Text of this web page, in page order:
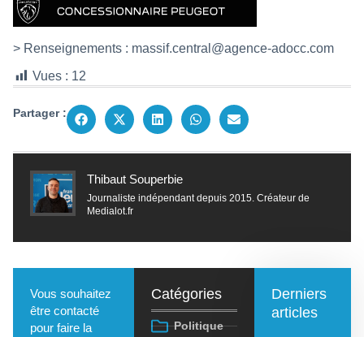
> Renseignements : massif.central@agence-adocc.com
Vues : 12
Partager :
Thibaut Souperbie
Journaliste indépendant depuis 2015. Créateur de
Medialot.fr
Vous souhaitez
être contacté
pour faire la
Catégories
Politique
Derniers
articles